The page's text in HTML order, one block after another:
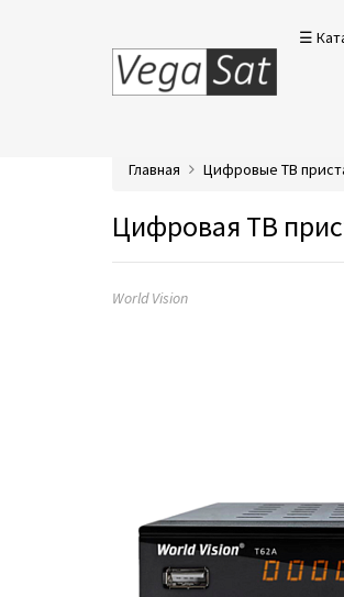
☰
Главная Цифровые ТВ
Цифровая ТВ
World Vision